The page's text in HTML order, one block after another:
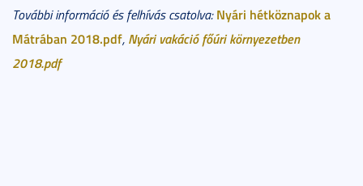
További információ és felhívás csatolva: Nyári hétköznapok a
Mátrában 2018.pdf, Nyári vakáció főúri környezetben
2018.pdf